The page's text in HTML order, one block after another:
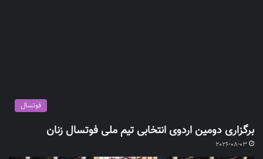
فوتسال
برگزاری دومین اردوی انتخابی تیم ملی فوتسال زنان
2026-08-03